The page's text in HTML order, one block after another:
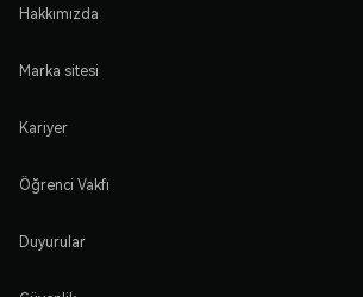
Hakkımızda
Marka sitesi
Kariyer
Öğrenci Vakfı
Duyurular